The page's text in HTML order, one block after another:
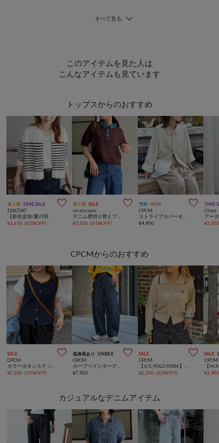
このアイテムを見た人は
こんなアイテムも見ています
トップスからのおすすめ
再入荷 TIME SALE 
DISCOAT
¥1,650 (62%OFF)
再入荷 SALE 
un dix cors
¥3,300 (61%OFF)
予約 NEW 
CPCM
¥4,950
TIME
Chico
¥
CPCMからのおすすめ
SALE 
CPCM
¥2,200 (55%OFF)
低身長あり UNISEX 
CPCM
¥7,920
SALE 
CPCM
¥2,200 (62%OFF)
SALE
CPCM
¥
カジュアルなデニムアイテム